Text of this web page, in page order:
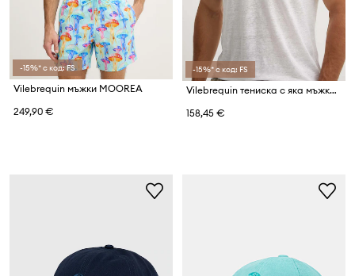
-15%* с код: FS
Vilebrequin мъжки MOOREA
249,90 €
-15%* с код: FS
Vilebrequin тениска с яка мъжка от лен PYRAMID
158,45 €